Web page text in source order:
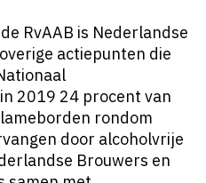
RvAAB is Nederlandse
actiepunten die
in 2019 24 procent van
rondom
door alcoholvrije
Brouwers en